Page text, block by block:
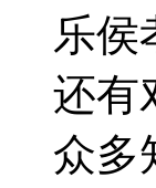
乐侯
还有
众多